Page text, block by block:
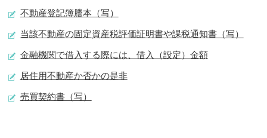
不動産登記簿謄本（写）
当該不動産の固定資産税評価証明書や課税通知書（写）
金融機関で借入する際には、借入（設定）金額
居住用不動産か否かの是非
売買契約書（写）